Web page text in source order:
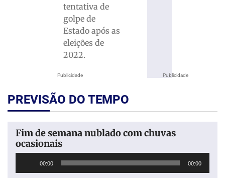
Publicidade
tentativa de
golpe de
Estado após as
eleições de
2022.
Publicidade
PREVISÃO DO TEMPO
Fim de semana nublado com chuvas
ocasionais
00:00 00:00